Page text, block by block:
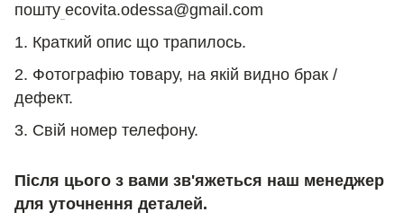
пошту ecovita.odessa@gmail.com
1. Краткий опис що трапилось.
2. Фотографію товару, на якій видно брак /
дефект.
3. Свій номер телефону.
Після цього з вами зв'яжеться наш менеджер
для уточнення деталей.